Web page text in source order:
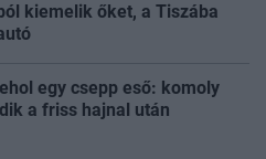
kiemelik őket, a Tiszába
egy csepp eső: komoly
a friss hajnal után